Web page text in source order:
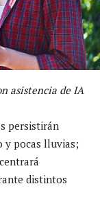
asistencia de IA
persistirán
y pocas lluvias;
distintos